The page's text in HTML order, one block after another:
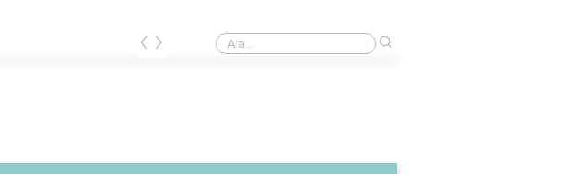
Kısa dönem sigorta primi nasıl hesaplanır?
‹ ›